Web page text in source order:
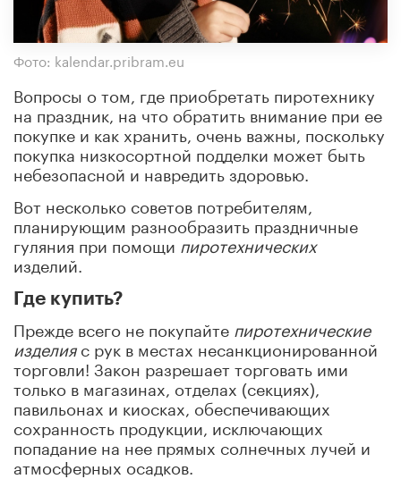
Фото: kalendar.pribram.eu
Вопросы о том, где приобретать пиротехнику
на праздник, на что обратить внимание при ее
покупке и как хранить, очень важны, поскольку
покупка низкосортной подделки может быть
небезопасной и навредить здоровью.
Вот несколько советов потребителям,
планирующим разнообразить праздничные
гуляния при помощи пиротехнических
изделий.
Где купить?
Прежде всего не покупайте пиротехнические
изделияс рук в местах несанкционированной
торговли! Закон разрешает торговать ими
только в магазинах, отделах (секциях),
павильонах и киосках, обеспечивающих
сохранность продукции, исключающих
попадание на нее прямых солнечных лучей и
атмосферных осадков.